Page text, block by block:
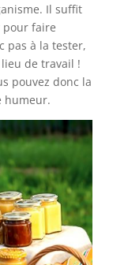
Il suffit
pour faire
pas à la tester,
de travail !
pouvez donc la
humeur.